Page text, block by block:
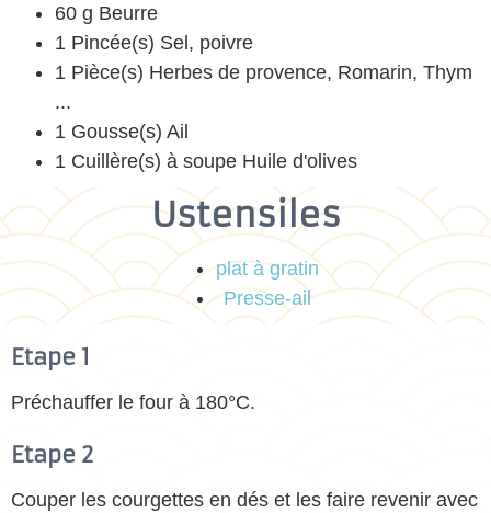
60 g Beurre
1 Pincée(s) Sel, poivre
1 Pièce(s) Herbes de provence, Romarin, Thym
...
1 Gousse(s) Ail
1 Cuillère(s) à soupe Huile d'olives
Ustensiles
plat à gratin
Presse-ail
Etape 1
Préchauffer le four à 180°C.
Etape 2
Couper les courgettes en dés et les faire revenir avec